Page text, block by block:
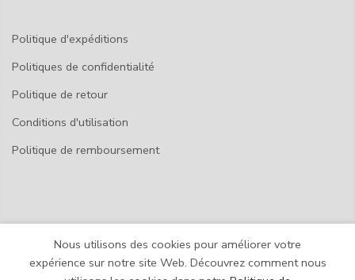
Politique d'expéditions
Politiques de confidentialité
Politique de retour
Conditions d'utilisation
Politique de remboursement
© 2026 SP-COLLECTIONS
Nous utilisons des cookies pour améliorer votre
expérience sur notre site Web. Découvrez comment nous